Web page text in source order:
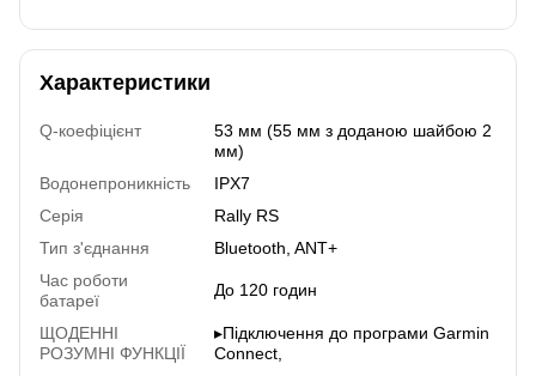
Характеристики
Q-коефіцієнт
53 мм (55 мм з доданою шайбою 2
мм)
Водонепроникність
IPX7
Серія
Rally RS
Тип з'єднання
Bluetooth, ANT+
Час роботи
батареї
До 120 годин
ЩОДЕННІ
РОЗУМНІ ФУНКЦІЇ
▸Підключення до програми Garmin
Connect,